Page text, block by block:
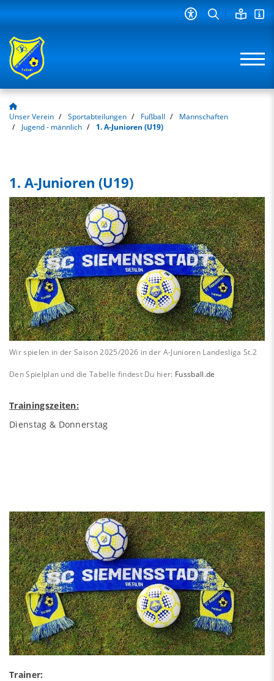
Unser Verein Sportabteilungen Fußball
Mannschaften
Jugend - männlich
1. A-Junioren (U19)
1. A-Junioren (U19)
Wir spielen in der Saison 2025/2026 in der A-Junioren Landesliga St.2
Den Spielplan und die Tabelle findest Du hier: Fussball.de
Trainingszeiten:
Dienstag & Donnerstag
Trainer: